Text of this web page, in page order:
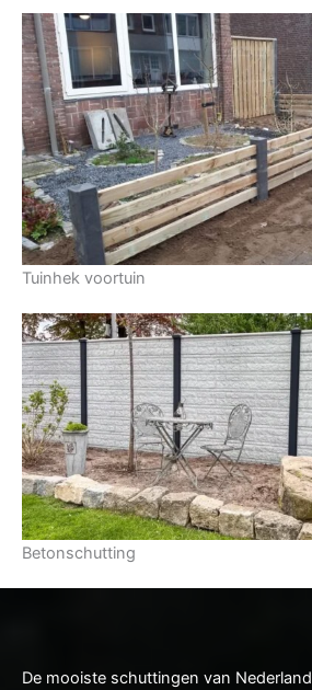
Tuinhek voortuin
Betonschutting
De mooiste schuttingen van Nederland